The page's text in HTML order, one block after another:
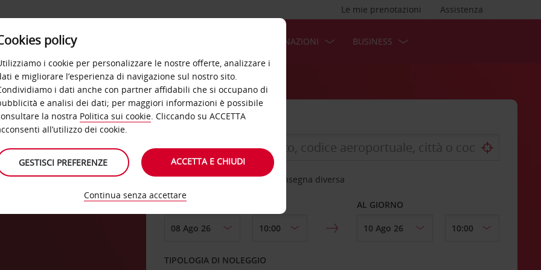
Assistenza
Le mie prenotazioni
OFFERTE DESTINAZIONI BUSINESS
Scegli una località di riconsegna diversa
DAL GIORNO AL GIORNO
TIPOLOGIA DI NOLEGGIO
policy
i cookie per personalizzare le nostre offerte, analizzare i
e migliorare l’esperienza di navigazione sul nostro sito.
i dati anche con partner affidabili che si occupano di
e analisi dei dati; per maggiori informazioni è possibile
la nostra Politica sui cookie. Cliccando su ACCETTA
all’utilizzo dei cookie.
GESTISCI PREFERENZE ACCETTA E CHIUDI
Continua senza accettare